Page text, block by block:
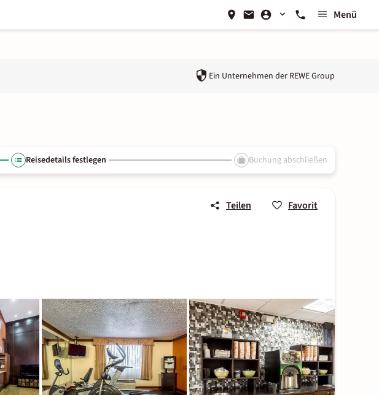
Menü
Ein Unternehmen der REWE Group
Reisedetails festlegen Buchung abschließen
Teilen Favorit